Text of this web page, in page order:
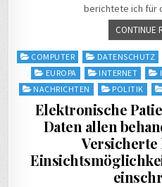
berichtete ich für
CONTINUE
Posted
COMPUTER DATENSCHUTZ
EUROPA
INTERNET
NACHRICHTEN
POLITIK
Elektronische
Daten allen
Versicherte